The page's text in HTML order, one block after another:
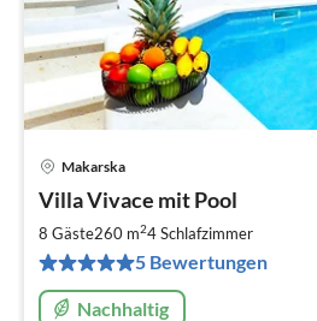
Makarska
Villa Vivace mit Pool
8 Gäste260 m24Schlafzimmer
5 Bewertungen
Nachhaltig